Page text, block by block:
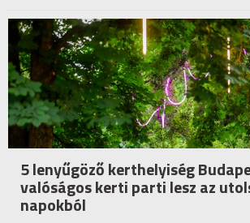
5 lenyűgöző kerthelyiség
valóságos kerti parti lesz az
napokból